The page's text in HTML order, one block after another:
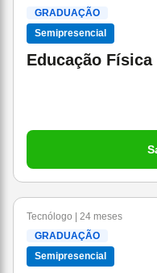
GRADUAÇÃO
Semipresencial
Educação
Tecnólogo | 24 meses
GRADUAÇÃO
Semipresencial